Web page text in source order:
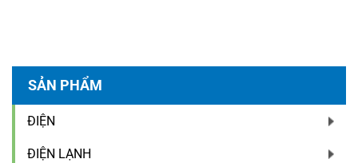
SẢN PHẨM
ĐIỆN
ĐIỆN LẠNH